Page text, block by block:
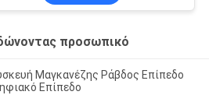
προσωπικό
Μαγκανέζης Ράβδος Επίπεδο
Επίπεδο